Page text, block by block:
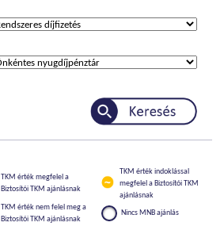
TKM érték megfelel a
Biztosítói TKM ajánlásnak
TKM érték indoklással
megfelel a Biztosítói TKM
ajánlásnak
TKM érték nem felel meg a
Biztosítói TKM ajánlásnak
Nincs MNB ajánlás